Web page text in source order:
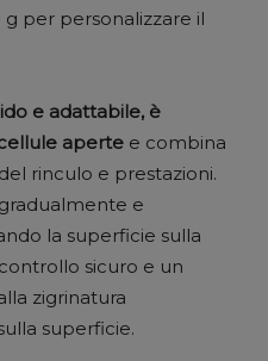
per personalizzare il
e adattabile, è
aperte e combina
rinculo e prestazioni.
e
la superficie sulla
sicuro e un
zigrinatura
superficie.